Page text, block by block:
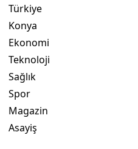
Türkiye
Konya
Ekonomi
Teknoloji
Sağlık
Spor
Magazin
Asayiş